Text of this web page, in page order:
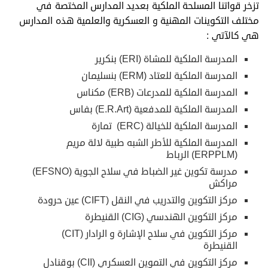
تزخر قواتنا المسلحة الملكية بعديد المدارس المختصة في
مختلف التكوينات المهنية و العسكرية والعلمية هذه المدارس
هي كالآتي :
المدرسة الملكية للمشاة (ERI) بنكرير
المدرسة الملكية للعتاد (ERM) بنسليمان
المدرسة الملكية للمدرعات (ERB) مكناس
المدرسة الملكية للمدفعية (E.R.Art) بفاس
المدرسة الملكية للخيالة (ERC) تمارة
المدرسة الملكية للأطر الشبه طبية لالة مريم
(ERPPLM) الرباط
مدرسة تكوين غير الضباط في سلاح الجوية (EFSNO)
مراكش
مركز التكوين والتدريب في النقل (CIFT) عين حرودة
مركز التكوين الهندسي (CIG) القنيطرة
مركز التكوين في سلاح الإشارة و الرادار (CIT)
القنيطرة
مركز التكوين في التموين العسكري (CII) بوقنادل